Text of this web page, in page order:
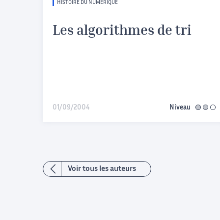
HISTOIRE DU NUMÉRIQUE
Les algorithmes de tri
01/09/2004 Niveau
Voir tous les auteurs